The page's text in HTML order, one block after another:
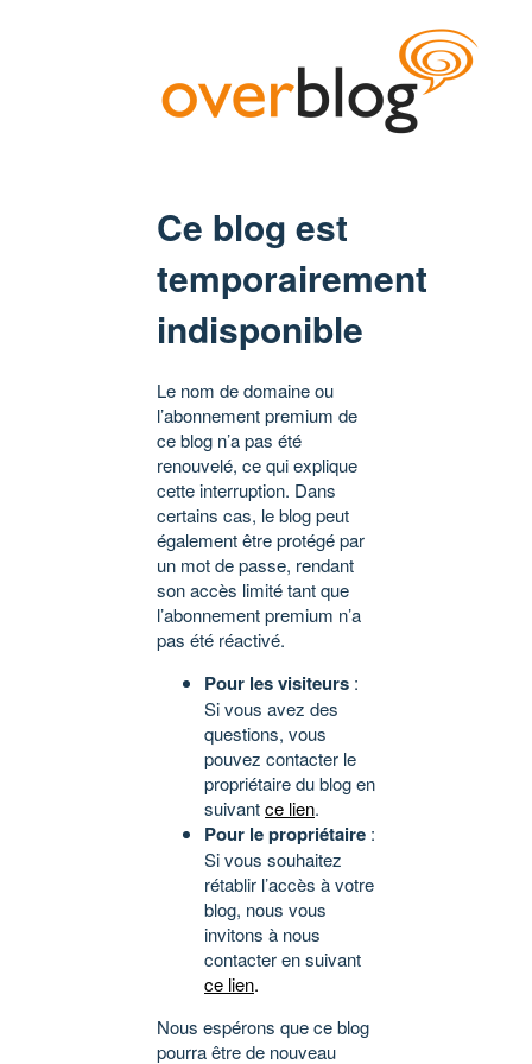
Ce blog est
temporairement
indisponible
Le nom de domaine ou
l’abonnement premium de
ce blog n’a pas été
renouvelé, ce qui explique
cette interruption. Dans
certains cas, le blog peut
également être protégé par
un mot de passe, rendant
son accès limité tant que
l’abonnement premium n’a
pas été réactivé.
Pour les visiteurs :
Si vous avez des
questions, vous
pouvez contacter le
propriétaire du blog en
suivantce lien.
Pour le propriétaire :
Si vous souhaitez
rétablir l’accès à votre
blog, nous vous
invitons à nous
contacter en suivant
ce lien.
Nous espérons que ce blog
pourra être de nouveau